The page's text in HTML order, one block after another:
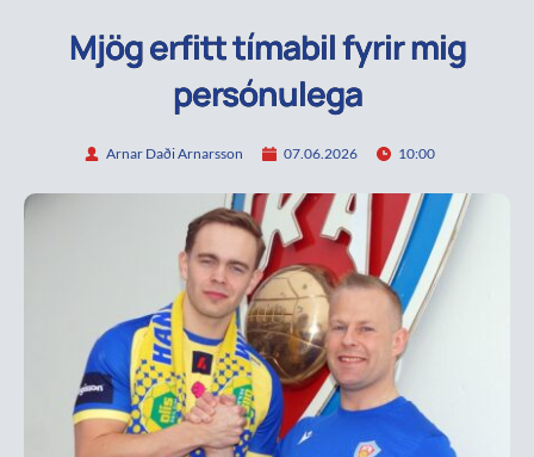
Mjög erfitt tímabil fyrir mig
persónulega
Arnar Daði Arnarsson 07.06.2026 10:00